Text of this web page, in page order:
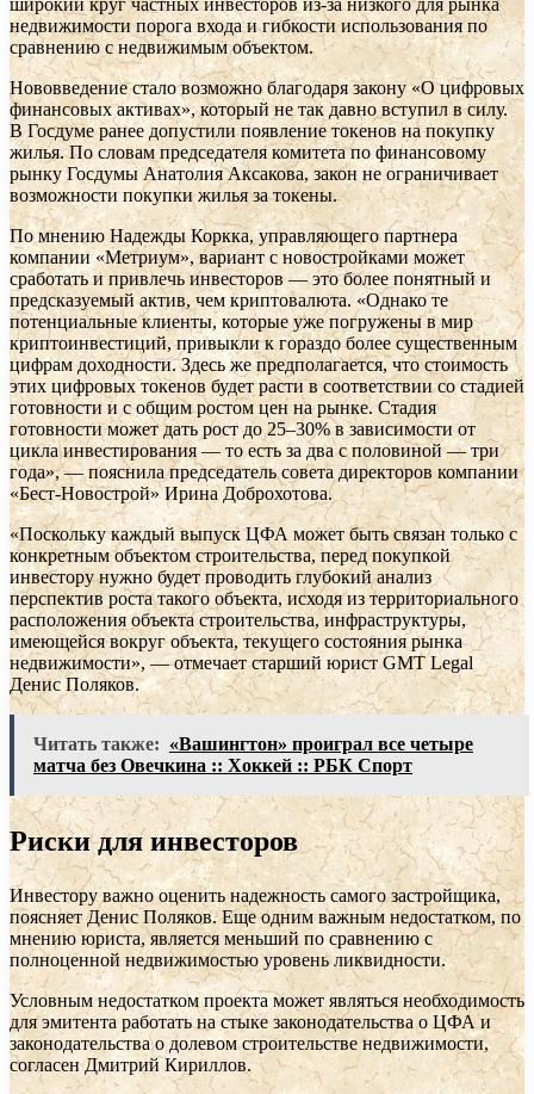
широкий круг частных инвесторов из-за низкого для рынка
недвижимости порога входа и гибкости использования по
сравнению с недвижимым объектом.
Нововведение стало возможно благодаря закону «О цифровых
финансовых активах», который не так давно вступил в силу.
В Госдуме ранее допустили появление токенов на покупку
жилья. По словам председателя комитета по финансовому
рынку Госдумы Анатолия Аксакова, закон не ограничивает
возможности покупки жилья за токены.
По мнению Надежды Коркка, управляющего партнера
компании «Метриум», вариант с новостройками может
сработать и привлечь инвесторов — это более понятный и
предсказуемый актив, чем криптовалюта. «Однако те
потенциальные клиенты, которые уже погружены в мир
криптоинвестиций, привыкли к гораздо более существенным
цифрам доходности. Здесь же предполагается, что стоимость
этих цифровых токенов будет расти в соответствии со стадией
готовности и с общим ростом цен на рынке. Стадия
готовности может дать рост до 25–30% в зависимости от
цикла инвестирования — то есть за два с половиной — три
года», — пояснила председатель совета директоров компании
«Бест-Новострой» Ирина Доброхотова.
«Поскольку каждый выпуск ЦФА может быть связан только с
конкретным объектом строительства, перед покупкой
инвестору нужно будет проводить глубокий анализ
перспектив роста такого объекта, исходя из территориального
расположения объекта строительства, инфраструктуры,
имеющейся вокруг объекта, текущего состояния рынка
недвижимости», — отмечает старший юрист GMT Legal
Денис Поляков.
Читать также: «Вашингтон» проиграл все четыре
матча без Овечкина :: Хоккей :: РБК Спорт
Риски для инвесторов
Инвестору важно оценить надежность самого застройщика,
поясняет Денис Поляков. Еще одним важным недостатком, по
мнению юриста, является меньший по сравнению с
полноценной недвижимостью уровень ликвидности.
Условным недостатком проекта может являться необходимость
для эмитента работать на стыке законодательства о ЦФА и
законодательства о долевом строительстве недвижимости,
согласен Дмитрий Кириллов.